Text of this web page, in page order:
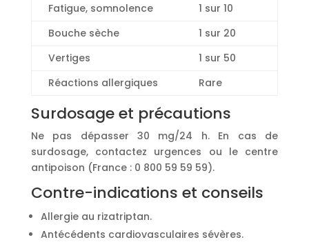
Fatigue, somnolence
1 sur 10
Bouche sèche
1 sur 20
Vertiges
1 sur 50
Réactions allergiques
Rare
Surdosage et précautions
Ne pas dépasser 30 mg/24 h. En cas de
surdosage, contactez urgences ou le centre
antipoison (France : 0 800 59 59 59).
Contre-indications et conseils
Allergie au rizatriptan.
Antécédents cardiovasculaires sévères.